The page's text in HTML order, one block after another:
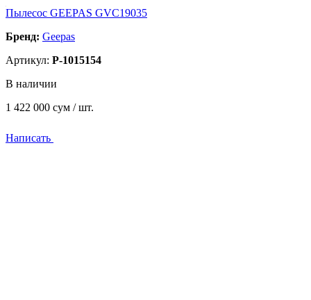
Пылесос GEEPAS GVC19035
Бренд: Geepas
Артикул: P-1015154
В наличии
1 422 000 сум / шт.
Написать